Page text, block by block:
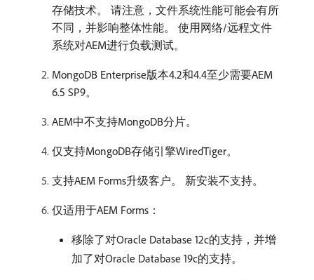
存储技术。 请注意，文件系统性能可能会有所
不同，并影响整体性能。 使用网络/远程文件
系统对AEM进行负载测试。
MongoDB Enterprise版本4.2和4.4至少需要AEM
6.5 SP9。
AEM中不支持MongoDB分片。
仅支持MongoDB存储引擎WiredTiger。
支持AEM Forms升级客户。 新安装不支持。
仅适用于AEM Forms：
移除了对Oracle Database 12c的支持，并增
加了对Oracle Database 19c的支持。